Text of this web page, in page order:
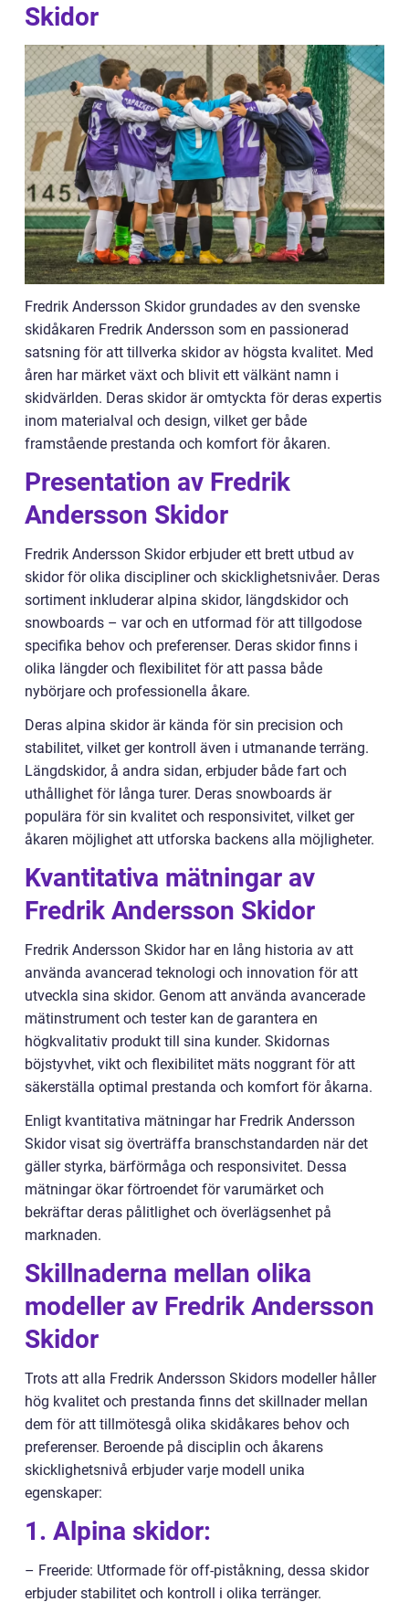
Skidor
Fredrik Andersson Skidor grundades av den svenske
skidåkaren Fredrik Andersson som en passionerad
satsning för att tillverka skidor av högsta kvalitet. Med
åren har märket växt och blivit ett välkänt namn i
skidvärlden. Deras skidor är omtyckta för deras expertis
inom materialval och design, vilket ger både
framstående prestanda och komfort för åkaren.
Presentation av Fredrik
Andersson Skidor
Fredrik Andersson Skidor erbjuder ett brett utbud av
skidor för olika discipliner och skicklighetsnivåer. Deras
sortiment inkluderar alpina skidor, längdskidor och
snowboards – var och en utformad för att tillgodose
specifika behov och preferenser. Deras skidor finns i
olika längder och flexibilitet för att passa både
nybörjare och professionella åkare.
Deras alpina skidor är kända för sin precision och
stabilitet, vilket ger kontroll även i utmanande terräng.
Längdskidor, å andra sidan, erbjuder både fart och
uthållighet för långa turer. Deras snowboards är
populära för sin kvalitet och responsivitet, vilket ger
åkaren möjlighet att utforska backens alla möjligheter.
Kvantitativa mätningar av
Fredrik Andersson Skidor
Fredrik Andersson Skidor har en lång historia av att
använda avancerad teknologi och innovation för att
utveckla sina skidor. Genom att använda avancerade
mätinstrument och tester kan de garantera en
högkvalitativ produkt till sina kunder. Skidornas
böjstyvhet, vikt och flexibilitet mäts noggrant för att
säkerställa optimal prestanda och komfort för åkarna.
Enligt kvantitativa mätningar har Fredrik Andersson
Skidor visat sig överträffa branschstandarden när det
gäller styrka, bärförmåga och responsivitet. Dessa
mätningar ökar förtroendet för varumärket och
bekräftar deras pålitlighet och överlägsenhet på
marknaden.
Skillnaderna mellan olika
modeller av Fredrik Andersson
Skidor
Trots att alla Fredrik Andersson Skidors modeller håller
hög kvalitet och prestanda finns det skillnader mellan
dem för att tillmötesgå olika skidåkares behov och
preferenser. Beroende på disciplin och åkarens
skicklighetsnivå erbjuder varje modell unika
egenskaper:
1. Alpina skidor:
– Freeride: Utformade för off-piståkning, dessa skidor
erbjuder stabilitet och kontroll i olika terränger.